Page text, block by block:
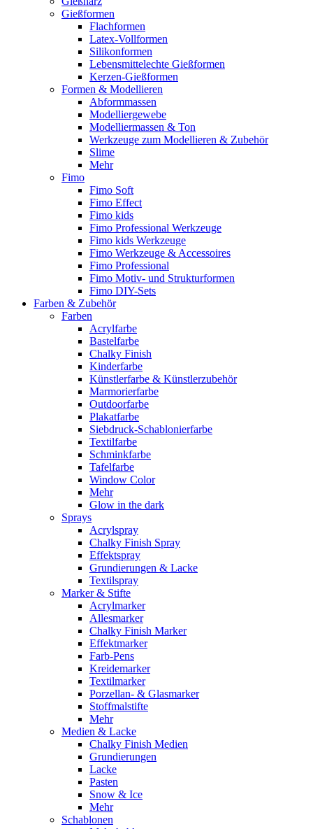
Gießformen
Flachformen
Latex-Vollformen
Silikonformen
Lebensmittelechte Gießformen
Kerzen-Gießformen
Formen & Modellieren
Abformmassen
Modelliergewebe
Modelliermassen & Ton
Werkzeuge zum Modellieren & Zubehör
Slime
Mehr
Fimo
Fimo Soft
Fimo Effect
Fimo kids
Fimo Professional Werkzeuge
Fimo kids Werkzeuge
Fimo Werkzeuge & Accessoires
Fimo Professional
Fimo Motiv- und Strukturformen
Fimo DIY-Sets
Farben & Zubehör
Farben
Acrylfarbe
Bastelfarbe
Chalky Finish
Kinderfarbe
Künstlerfarbe & Künstlerzubehör
Marmorierfarbe
Outdoorfarbe
Plakatfarbe
Siebdruck-Schablonierfarbe
Textilfarbe
Schminkfarbe
Tafelfarbe
Window Color
Mehr
Glow in the dark
Sprays
Acrylspray
Chalky Finish Spray
Effektspray
Grundierungen & Lacke
Textilspray
Marker & Stifte
Acrylmarker
Allesmarker
Chalky Finish Marker
Effektmarker
Farb-Pens
Kreidemarker
Textilmarker
Porzellan- & Glasmarker
Stoffmalstifte
Mehr
Medien & Lacke
Chalky Finish Medien
Grundierungen
Lacke
Pasten
Snow & Ice
Mehr
Schablonen